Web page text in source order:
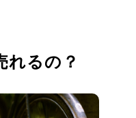
れるの？